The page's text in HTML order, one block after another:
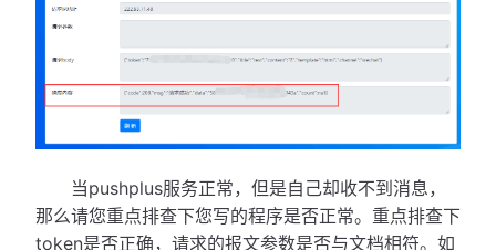
当pushplus服务正常，但是自己却收不到消息，
那么请您重点排查下您写的程序是否正常。重点排查下
token是否正确，请求的报文参数是否与文档相符。如